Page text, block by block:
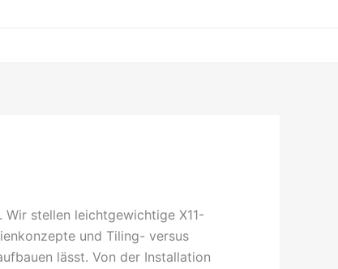
stellen leichtgewichtige X11-
und Tiling- versus
lässt. Von der Installation